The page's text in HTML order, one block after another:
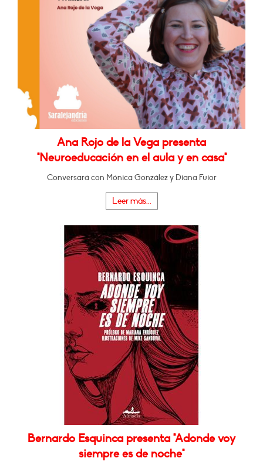
Ana Rojo de la Vega presenta
"Neuroeducación en el aula y en casa"
Conversará con Mónica González y Diana Fuior
Leer más...
Bernardo Esquinca presenta "Adonde voy
siempre es de noche"